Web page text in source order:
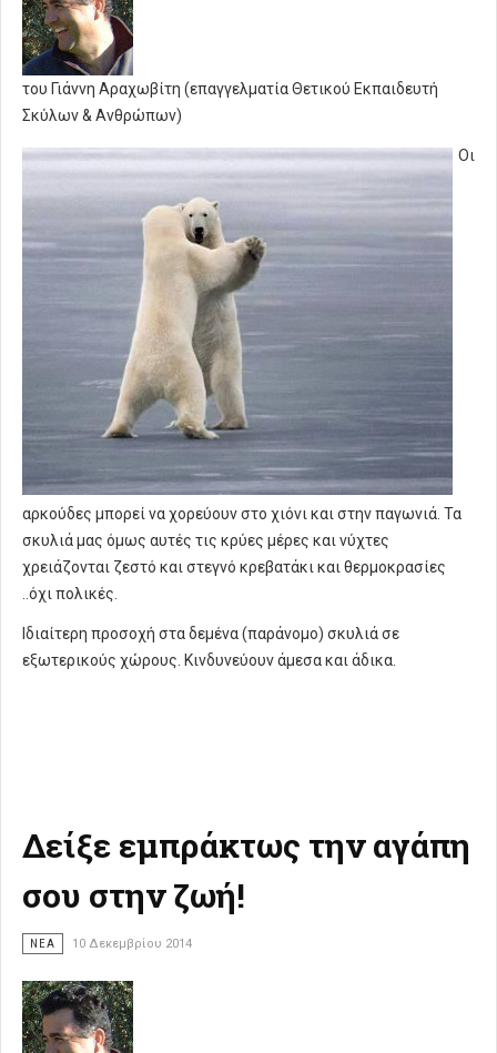
του Γιάννη Αραχωβίτη (επαγγελματία Θετικού Εκπαιδευτή
Σκύλων & Ανθρώπων)
Οι
αρκούδες μπορεί να χορεύουν στο χιόνι και στην παγωνιά. Τα
σκυλιά μας όμως αυτές τις κρύες μέρες και νύχτες
χρειάζονται ζεστό και στεγνό κρεβατάκι και θερμοκρασίες
..όχι πολικές.
Ιδιαίτερη προσοχή στα δεμένα (παράνομο) σκυλιά σε
εξωτερικούς χώρους. Κινδυνεύουν άμεσα και άδικα.
Δείξε εμπράκτως την αγάπη
σου στην ζωή!
ΝΈΑ 10 Δεκεμβρίου 2014